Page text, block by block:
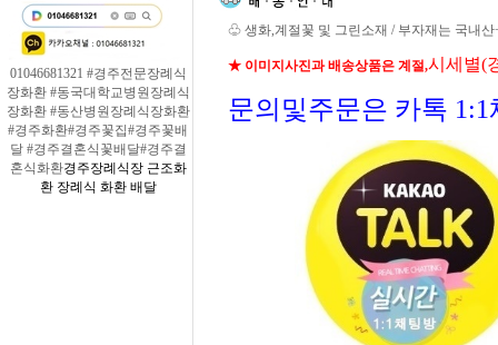
01046681321 #경주전문장례식
장화환 #동국대학교병원장례식
장화환 #동산병원장례식장화환
#경주화환#경주꽃집#경주꽃배
달 #경주결혼식꽃배달#경주결
혼식화환경주장례식장 근조화
환 장례식 화환 배달
♧ 생화,계절꽃 및 그린소재 / 부자재는 국내산
★ 이미지사진과 배송상품은 계절,시세별(
문의및주문은 카톡